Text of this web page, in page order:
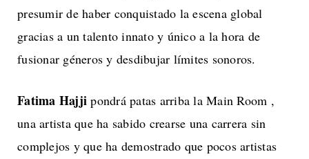
presumir de haber conquistado la escena global
gracias a un talento innato y único a la hora de
fusionar géneros y desdibujar límites sonoros.
Fatima Hajjipondrá patas arriba la Main Room ,
una artista que ha sabido crearse una carrera sin
complejos y que ha demostrado que pocos artistas